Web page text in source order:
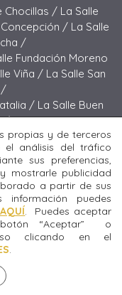
Chocillas / La Salle
Concepción / La Salle
/
Fundación Moreno
Viña / La Salle San
/
/ La Salle Buen
/La Salle San José
(Melilla) /
(San Fernando) /
Benito /La Salle La
y desarrollado
© 2024 La Salle
Política de cookies
propias y de terceros
el análisis del tráfico
sus preferencias,
mostrarle publicidad
a partir de sus
puedes
AQUÍ. Puedes aceptar
“Aceptar” o
clicando en el
.